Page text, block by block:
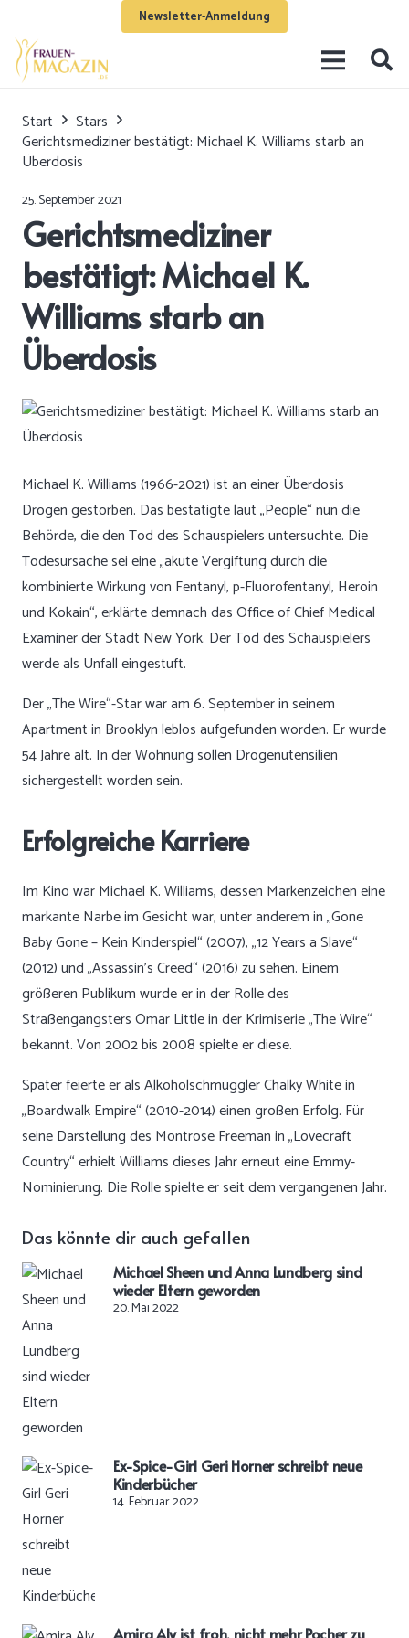
Newsletter-Anmeldung
Start
Stars
Gerichtsmediziner bestätigt: Michael K. Williams starb an
Überdosis
25. September 2021
Gerichtsmediziner
bestätigt: Michael K.
Williams starb an
Überdosis
Michael K. Williams (1966-2021) ist an einer Überdosis
Drogen gestorben. Das bestätigte laut „People“ nun die
Behörde, die den Tod des Schauspielers untersuchte. Die
Todesursache sei eine „akute Vergiftung durch die
kombinierte Wirkung von Fentanyl, p-Fluorofentanyl, Heroin
und Kokain“, erklärte demnach das Office of Chief Medical
Examiner der Stadt New York. Der Tod des Schauspielers
werde als Unfall eingestuft.
Der „The Wire“-Star war am 6. September in seinem
Apartment in Brooklyn leblos aufgefunden worden. Er wurde
54 Jahre alt. In der Wohnung sollen Drogenutensilien
sichergestellt worden sein.
Erfolgreiche Karriere
Im Kino war Michael K. Williams, dessen Markenzeichen eine
markante Narbe im Gesicht war, unter anderem in „Gone
Baby Gone – Kein Kinderspiel“ (2007), „12 Years a Slave“
(2012) und „Assassin’s Creed“ (2016) zu sehen. Einem
größeren Publikum wurde er in der Rolle des
Straßengangsters Omar Little in der Krimiserie „The Wire“
bekannt. Von 2002 bis 2008 spielte er diese.
Später feierte er als Alkoholschmuggler Chalky White in
„Boardwalk Empire“ (2010-2014) einen großen Erfolg. Für
seine Darstellung des Montrose Freeman in „Lovecraft
Country“ erhielt Williams dieses Jahr erneut eine Emmy-
Nominierung. Die Rolle spielte er seit dem vergangenen Jahr.
Das könnte dir auch gefallen
Michael Sheen und Anna Lundberg sind
wieder Eltern geworden
20. Mai 2022
Ex-Spice-Girl Geri Horner schreibt neue
Kinderbücher
14. Februar 2022
Amira Aly ist froh, nicht mehr Pocher zu